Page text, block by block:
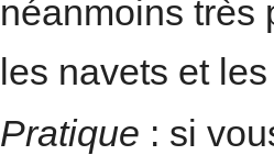
néanmoins très
les navets et
Pratique : si